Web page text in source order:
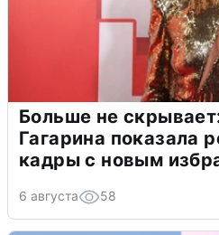
Больше не
Гагарина показала
кадры с новым
6 августа 58